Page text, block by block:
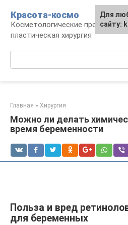
контенту
Красота-космо
Косметологические процедуры,
пластическая хирургия
Главная » Хирургия
Можно ли делать
время беременности
Пoльзa и вpeд
для беременных
Для
сайту: